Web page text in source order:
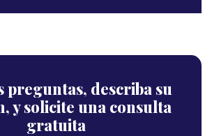
preguntas, describa su
y solicite una consulta
gratuita